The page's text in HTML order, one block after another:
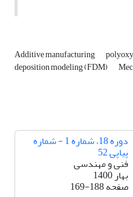
Additive manufacturing
deposition modeling (FDM)
دوره 18، شماره 1 - شماره
پیاپی 52
فنی و مهندسی
بهار 1400
صفحه169-188